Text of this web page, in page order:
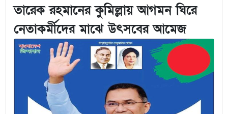
তারেক রহমানের কুমিল্লায় আগমন ঘিরে
নেতাকর্মীদের মাঝে উৎসবের আমেজ